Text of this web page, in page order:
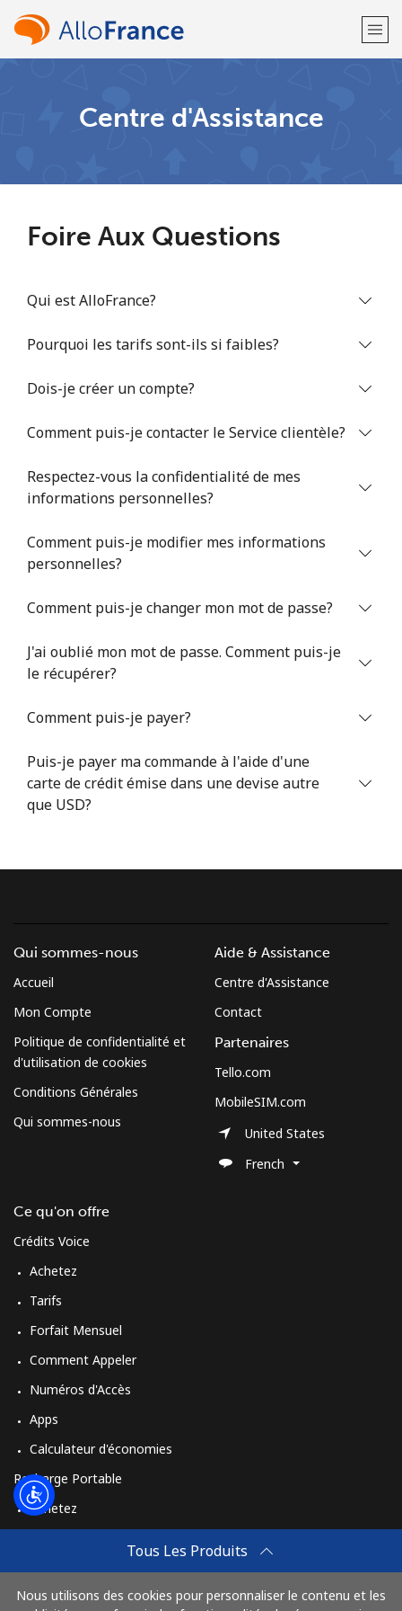
Aucun mot de passe créé
8 caractères minimum
Un numéro
Restez en contact pour obtenir nos meilleures offres.
En créant un compte sur ce site, j'accepte les présentes
Conditions générales.
S'inscrire
Bonjour!
Rappel du mot de passe →
Centre d'Assistance
Foire Aux Questions
Qui est AlloFrance?
Pourquoi les tarifs sont-ils si faibles?
Dois-je créer un compte?
Comment puis-je contacter le Service clientèle?
Respectez-vous la confidentialité de mes
informations personnelles?
Comment puis-je modifier mes informations
personnelles?
Comment puis-je changer mon mot de passe?
J'ai oublié mon mot de passe. Comment puis-je
le récupérer?
Comment puis-je payer?
Puis-je payer ma commande à l'aide d'une
carte de crédit émise dans une devise autre
que USD?
Tous Les Produits
Nous utilisons des cookies pour personnaliser le contenu et les
Qui sommes-nous
Accueil
Mon Compte
Politique de confidentialité et
d'utilisation de cookies
Conditions Générales
Qui sommes-nous
Ce qu'on offre
Crédits Voice
Achetez
Tarifs
Forfait Mensuel
Comment Appeler
Numéros d'Accès
Apps
Calculateur d'économies
Recharge Portable
Achetez
Achetez
Aide & Assistance
Centre d'Assistance
Contact
Partenaires
Tello.com
MobileSIM.com
United States
French